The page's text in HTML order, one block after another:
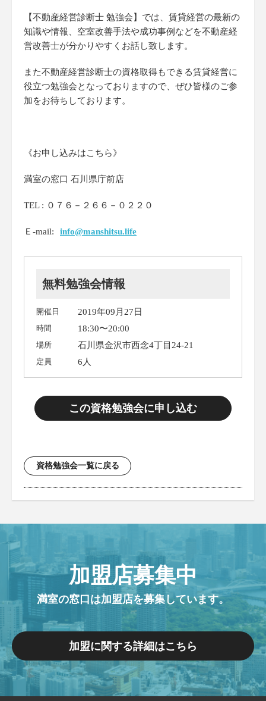
【不動産経営診断士 勉強会】では、賃貸経営の最新の
知識や情報、空室改善手法や成功事例などを不動産経
営改善士が分かりやすくお話し致します。
また不動産経営診断士の資格取得もできる賃貸経営に
役立つ勉強会となっておりますので、ぜひ皆様のご参
加をお待ちしております。
《お申し込みはこちら》
満室の窓口 石川県庁前店
TEL : ０７６－２６６－０２２０
Ｅ-mail: info@manshitsu.life
無料勉強会情報
開催日 2019年09月27日
時間 18:30〜20:00
場所 石川県金沢市西念4丁目24-21
定員 6人
この資格勉強会に申し込む
資格勉強会一覧に戻る
加盟店募集中
満室の窓口は加盟店を募集しています。
加盟に関する詳細はこちら